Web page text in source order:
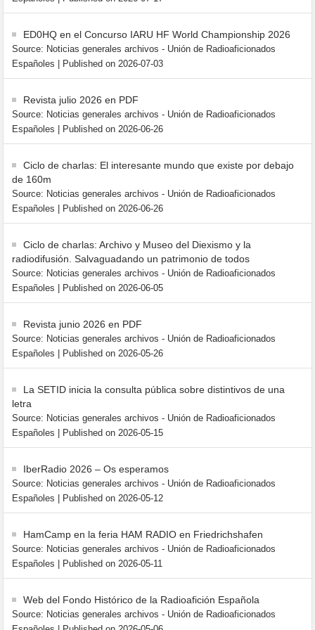
ED0HQ en el Concurso IARU HF World Championship 2026
Source: Noticias generales archivos - Unión de Radioaficionados
Españoles
Published on 2026-07-03
Revista julio 2026 en PDF
Source: Noticias generales archivos - Unión de Radioaficionados
Españoles
Published on 2026-06-26
Ciclo de charlas: El interesante mundo que existe por debajo
de 160m
Source: Noticias generales archivos - Unión de Radioaficionados
Españoles
Published on 2026-06-26
Ciclo de charlas: Archivo y Museo del Diexismo y la
radiodifusión. Salvaguadando un patrimonio de todos
Source: Noticias generales archivos - Unión de Radioaficionados
Españoles
Published on 2026-06-05
Revista junio 2026 en PDF
Source: Noticias generales archivos - Unión de Radioaficionados
Españoles
Published on 2026-05-26
La SETID inicia la consulta pública sobre distintivos de una
letra
Source: Noticias generales archivos - Unión de Radioaficionados
Españoles
Published on 2026-05-15
IberRadio 2026 – Os esperamos
Source: Noticias generales archivos - Unión de Radioaficionados
Españoles
Published on 2026-05-12
HamCamp en la feria HAM RADIO en Friedrichshafen
Source: Noticias generales archivos - Unión de Radioaficionados
Españoles
Published on 2026-05-11
Web del Fondo Histórico de la Radioafición Española
Source: Noticias generales archivos - Unión de Radioaficionados